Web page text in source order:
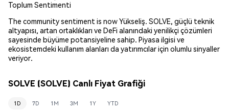
Toplum Sentimenti
The community sentiment is now Yükseliş. SOLVE, güçlü teknik
altyapısı, artan ortaklıkları ve DeFi alanındaki yenilikçi çözümleri
sayesinde büyüme potansiyeline sahip. Piyasa ilgisi ve
ekosistemdeki kullanım alanları da yatırımcılar için olumlu sinyaller
veriyor.
SOLVE (SOLVE) Canlı Fiyat Grafiği
1D 7D 1M 3M 1Y YTD